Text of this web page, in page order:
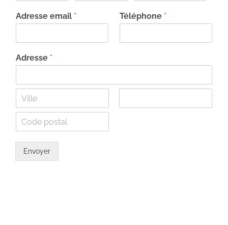
Adresse email * Téléphone *
Adresse *
Envoyer